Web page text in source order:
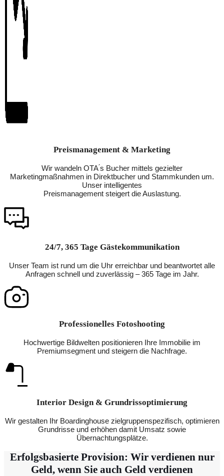
Preismanagement & Marketing
Wir wandeln OTA ́s Bucher mittels gezielter
Marketingmaßnahmen in Direktbucher und Stammkunden um.
Unser intelligentes
Preismanagement steigert die Auslastung.
24/7, 365 Tage Gästekommunikation
Unser Team ist rund um die Uhr erreichbar und beantwortet alle
Anfragen schnell und zuverlässig – 365 Tage im Jahr.
Professionelles Fotoshooting
Hochwertige Bildwelten positionieren Ihre Immobilie im
Premiumsegment und steigern die Nachfrage.
Interior Design & Grundrissoptimierung
Wir gestalten Ihr Boardinghouse zielgruppenspezifisch, optimieren
Grundrisse und erhöhen damit Umsatz sowie
Übernachtungsplätze.
Erfolgsbasierte Provision: Wir verdienen nur
Geld, wenn Sie auch Geld verdienen